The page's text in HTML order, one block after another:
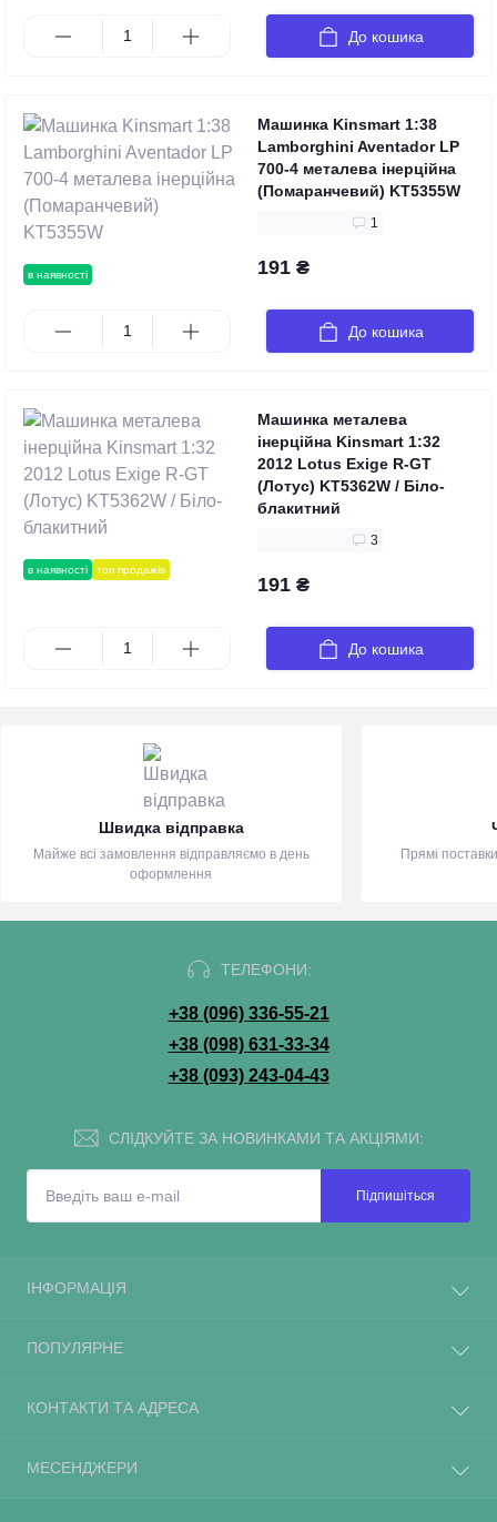
До кошика
в наявності
Машинка Kinsmart 1:38
Lamborghini Aventador LP
700-4 металева інерційна
(Помаранчевий) KT5355W
1
191 ₴
До кошика
в наявності топ продажів
Машинка металева
інерційна Kinsmart 1:32
2012 Lotus Exige R-GT
(Лотус) KT5362W / Біло-
блакитний
3
191 ₴
До кошика
Швидка відправка
Майже всі замовлення відправляємо в день
оформлення
Прямі
ТЕЛЕФОНИ:
+38 (096) 336-55-21
+38 (098) 631-33-34
+38 (093) 243-04-43
СЛІДКУЙТЕ ЗА НОВИНКАМИ ТА АКЦІЯМИ:
Підпишіться
ІНФОРМАЦІЯ
ПОПУЛЯРНЕ
КОНТАКТИ ТА АДРЕСА
МЕСЕНДЖЕРИ